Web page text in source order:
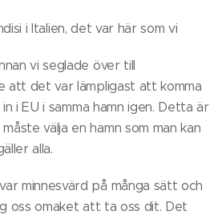
i Italien, det var här som vi
vi seglade över till
att det var lämpligast att komma
i EU i samma hamn igen. Detta är
välja en hamn som man kan
alla.
minnesvärd på många sätt och
oss omaket att ta oss dit. Det